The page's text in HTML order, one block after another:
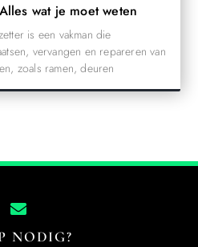
wat je moet weten
is een vakman die
vervangen en repareren van
zoals ramen, deuren
NODIG?